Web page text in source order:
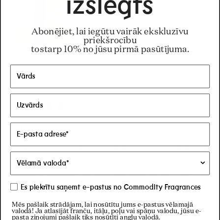
atsauksmi
Ashley R.
Novērtēts
ar
5
Great set
Love this set, bought one as a gift and one for myself.
It's great if you want to try some scents you wouldn't
normally go for. I've definitely found some new faves
that i will be purchasing in full size. They're also
amazing layered.
Lasīt vairākLasīt
vairāk
izslēgts
Abonējiet, lai iegūtu vairāk ekskluzīvu
priekšrocību
tostarp 10% no jūsu pirmā pasūtījuma.
Es piekrītu saņemt e-pastus no Commodity Fragrances
Mēs pašlaik strādājam, lai nosūtītu jums e-pastus vēlamajā
valodā! Ja atlasījāt franču, itāļu, poļu vai spāņu valodu, jūsu e-
pasta ziņojumi pašlaik tiks nosūtīti angļu valodā.